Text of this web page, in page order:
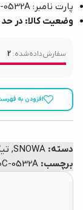
پارت نامبر: 6870C-0532A
وضعیت کالا: در حد
سفارش‌داده‌شده: 2
افزودن به
دسته: SNOWA
,
برچسب: 0532A